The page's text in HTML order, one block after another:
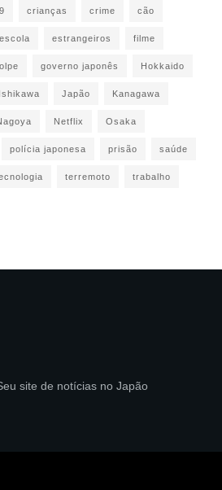
crianças crime cão
escola estrangeiros filme
governo japonês Hokkaido
Ishikawa Japão Kanagawa
Netflix Osaka
polícia japonesa prisão saúde
terremoto trabalho
site de notícias no Japão